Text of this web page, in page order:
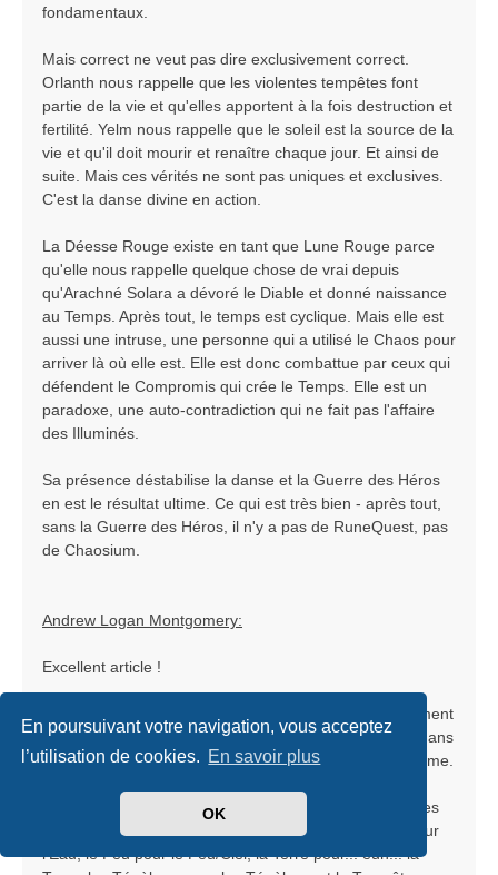
En poursuivant votre navigation, vous acceptez
l’utilisation de cookies. En savoir plus
OK
fondamentaux.
Mais correct ne veut pas dire exclusivement correct.
Orlanth nous rappelle que les violentes tempêtes font
partie de la vie et qu'elles apportent à la fois destruction et
fertilité. Yelm nous rappelle que le soleil est la source de la
vie et qu'il doit mourir et renaître chaque jour. Et ainsi de
suite. Mais ces vérités ne sont pas uniques et exclusives.
C'est la danse divine en action.
La Déesse Rouge existe en tant que Lune Rouge parce
qu'elle nous rappelle quelque chose de vrai depuis
qu'Arachné Solara a dévoré le Diable et donné naissance
au Temps. Après tout, le temps est cyclique. Mais elle est
aussi une intruse, une personne qui a utilisé le Chaos pour
arriver là où elle est. Elle est donc combattue par ceux qui
défendent le Compromis qui crée le Temps. Elle est un
paradoxe, une auto-contradiction qui ne fait pas l'affaire
des Illuminés.
Sa présence déstabilise la danse et la Guerre des Héros
en est le résultat ultime. Ce qui est très bien - après tout,
sans la Guerre des Héros, il n'y a pas de RuneQuest, pas
de Chaosium.
Andrew Logan Montgomery:
Excellent article !
Politique mise à part, la Déesse Rouge est indéniablement
une intruse. Elle a incontestablement gagné sa place dans
le cosmos, mais elle est clairement en dehors du système.
La mythologie fait plusieurs choses, et l'une d'entre elles
est d'expliquer la nature. Il y a cinq saisons : la Mer pour
l'Eau, le Feu pour le Feu/Ciel, la Terre pour... euh... la